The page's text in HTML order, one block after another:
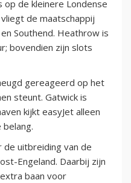
op de kleinere Londense
de maatschappij
Southend. Heathrow is
bovendien zijn slots
gereageerd op het
steunt. Gatwick is
kijkt easyJet alleen
belang.
de uitbreiding van de
Engeland. Daarbij zijn
baan voor